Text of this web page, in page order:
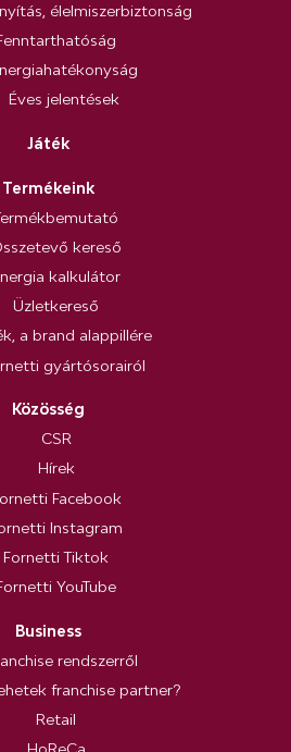
élelmiszerbiztonság
Éves jelentések
Játék
Termékeink
kereső
kalkulátor
Üzletkereső
a brand alappillére
gyártósorairól
Közösség
CSR
Hírek
Facebook
Instagram
Fornetti Tiktok
YouTube
Business
rendszerről
franchise partner?
Retail